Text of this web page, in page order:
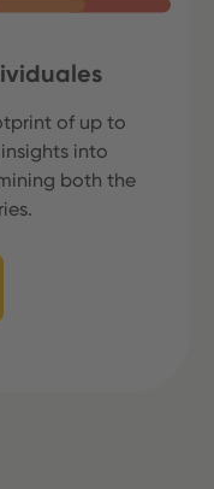
of up to
into
both the